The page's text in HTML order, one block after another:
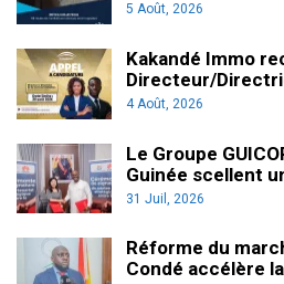
5 Août, 2026
Kakandé Immo
Directeur/
4 Août, 2026
Le Groupe
Guinée scellent
31 Juil, 2026
Réforme du
Condé accélère